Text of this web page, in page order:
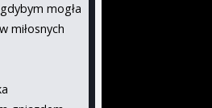
mogła
miłosnych